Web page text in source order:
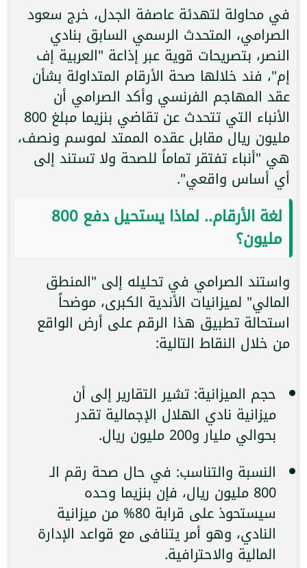
في محاولة لتهدئة عاصفة الجدل، خرج سعود
الصرامي، المتحدث الرسمي السابق بنادي
النصر، بتصريحات قوية عبر إذاعة "العربية إف
إم"، فند خلالها صحة الأرقام المتداولة بشأن
عقد المهاجم الفرنسي وأكد الصرامي أن
الأنباء التي تتحدث عن تقاضي بنزيما مبلغ 800
مليون ريال مقابل عقده الممتد لموسم ونصف،
هي "أنباء تفتقر تماماً للصحة ولا تستند إلى
أي أساس واقعي".
لغة الأرقام.. لماذا يستحيل دفع 800
مليون؟
واستند الصرامي في تحليله إلى "المنطق
المالي" لميزانيات الأندية الكبرى، موضحاً
استحالة تطبيق هذا الرقم على أرض الواقع
من خلال النقاط التالية:
حجم الميزانية: تشير التقارير إلى أن
ميزانية نادي الهلال الإجمالية تقدر
بحوالي مليار و200 مليون ريال.
النسبة والتناسب: في حال صحة رقم الـ
800 مليون ريال، فإن بنزيما وحده
سيستحوذ على قرابة 80% من ميزانية
النادي، وهو أمر يتنافى مع قواعد الإدارة
المالية والاحترافية.